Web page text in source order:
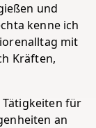
und
kenne ich
mit
Kräften,
Tätigkeiten für
an